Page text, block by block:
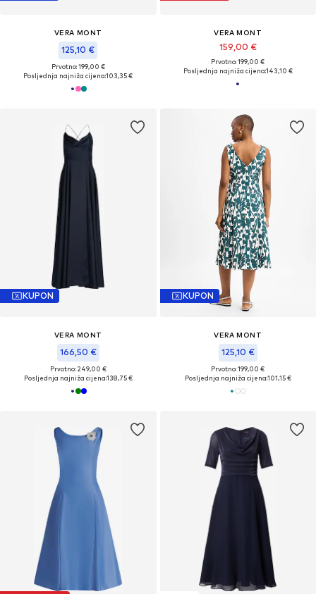
VERA MONT
125,10 €
Prvotno: 199,00 €
Posljednja najniža cijena:103,35 €
VERA MONT
159,00 €
Prvotno: 199,00 €
Posljednja najniža cijena:143,10 €
KUPON
VERA MONT
166,50 €
Prvotno: 249,00 €
Posljednja najniža cijena:138,75 €
KUPON
VERA MONT
125,10 €
Prvotno: 199,00 €
Posljednja najniža cijena:101,15 €